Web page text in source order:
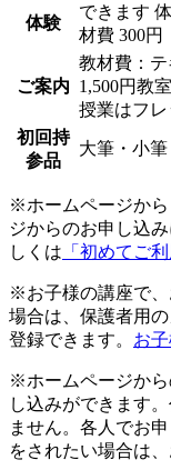
体験
できます
材費 300円
ご案内
教材費：
1,500円教
授業はフレ
初回持
参品
大筆・小
※ホームページか
ジからのお申し込
しくは 「初めてご
※お子様の講座で
場合は、保護者用
登録できます。 お
※ホームページから
し込みができます
ません。各人でお
をされたい場合は